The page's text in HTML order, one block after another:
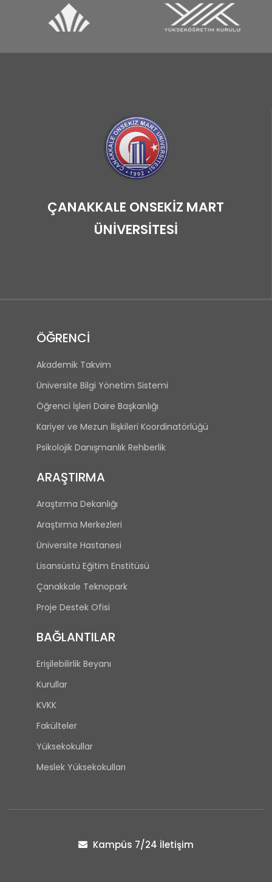
ÇANAKKALE ONSEKİZ MART
ÜNİVERSİTESİ
ÖĞRENCİ
Akademik Takvim
Üniversite Bilgi Yönetim Sistemi
Öğrenci İşleri Daire Başkanlığı
Kariyer ve Mezun İlişkileri Koordinatörlüğü
Psikolojik Danışmanlık Rehberlik
ARAŞTIRMA
Araştırma Dekanlığı
Araştırma Merkezleri
Üniversite Hastanesi
Lisansüstü Eğitim Enstitüsü
Çanakkale Teknopark
Proje Destek Ofisi
BAĞLANTILAR
Erişilebilirlik Beyanı
Kurullar
KVKK
Fakülteler
Yüksekokullar
Meslek Yüksekokulları
Kampüs 7/24 İletişim